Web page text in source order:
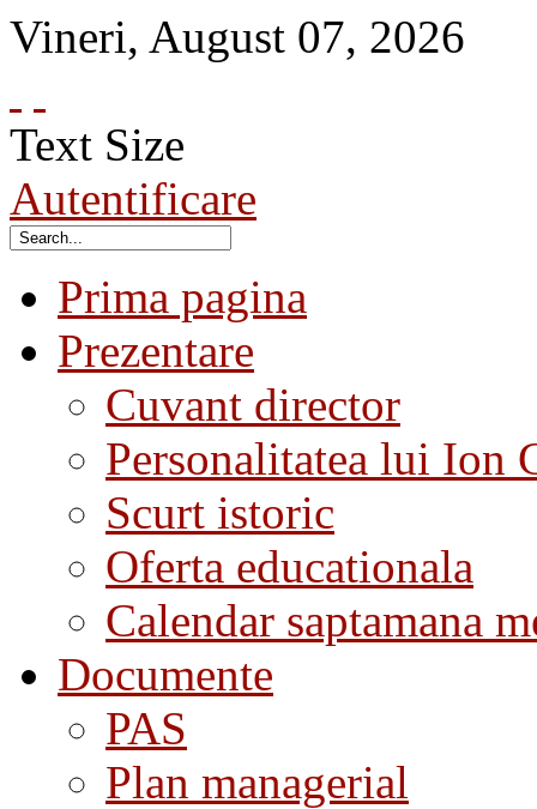
Vineri, August 07, 2026
Text Size
Autentificare
Prima pagina
Prezentare
Cuvant director
Personalitatea lui Ion
Scurt istoric
Oferta educationala
Calendar saptamana
Documente
PAS
Plan managerial